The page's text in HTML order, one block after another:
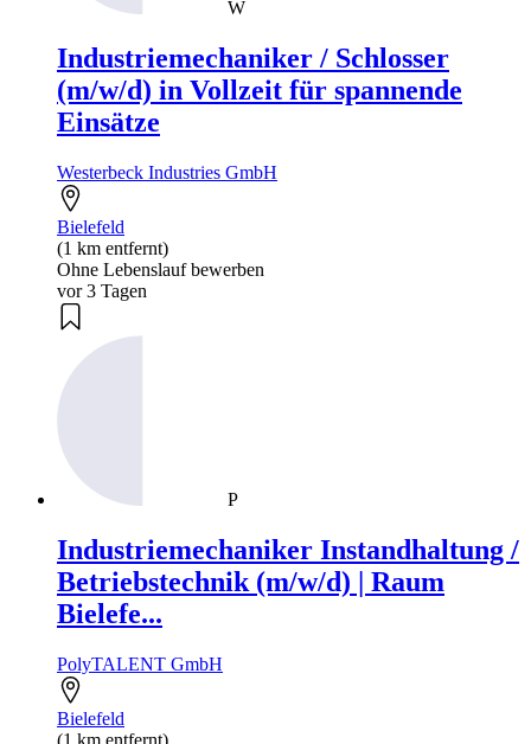
W
Industriemechaniker / Schlosser
(m/w/d) in Vollzeit für spannende
Einsätze
Westerbeck Industries GmbH
Bielefeld
(1 km entfernt)
Ohne Lebenslauf bewerben
vor 3 Tagen
P
Industriemechaniker Instandhaltung /
Betriebstechnik (m/w/d) | Raum
Bielefe...
PolyTALENT GmbH
Bielefeld
(1 km entfernt)